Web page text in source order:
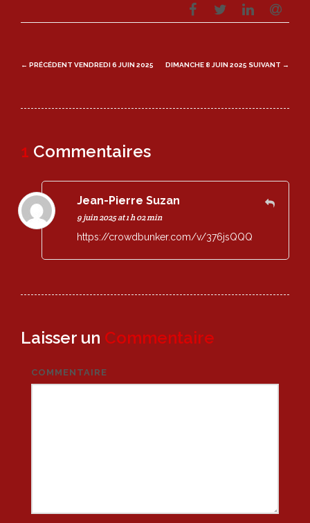
Post
← PRÉCÉDENT VENDREDI 6 JUIN 2025 DIMANCHE 8 JUIN 2025 SUIVANT →
1 Commentaires
Jean-Pierre Suzan
9 juin 2025 at 1 h 02 min
https://crowdbunker.com/v/376jsQQQ
Laisser un Commentaire
COMMENTAIRE